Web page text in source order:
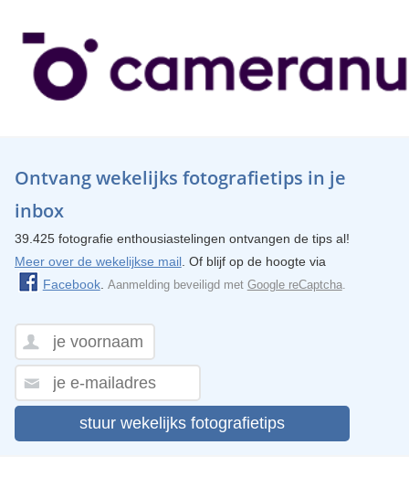
Ontvang wekelijks fotografietips in je
inbox
39.425 fotografie enthousiastelingen ontvangen de tips al!
Meer over de wekelijkse mail. Of blijf op de hoogte via
Facebook. Aanmelding beveiligd met Google reCaptcha.
stuur wekelijks fotografietips